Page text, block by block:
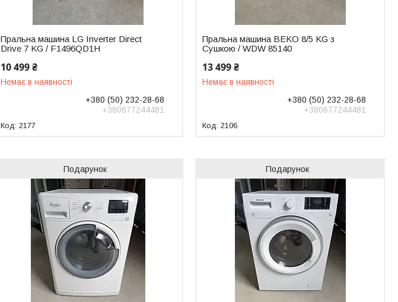
Пральна машина LG Inverter Direct
Drive 7 KG / F1496QD1H
10 499 ₴
Немає в наявності
+380 (50) 232-28-68
+380677244481
2177
Пральна машина BEKO 8/5 KG з
Сушкою / WDW 85140
13 499 ₴
Немає в наявності
+380 (50) 232-28-68
+380677244481
2106
Подарунок Подарунок